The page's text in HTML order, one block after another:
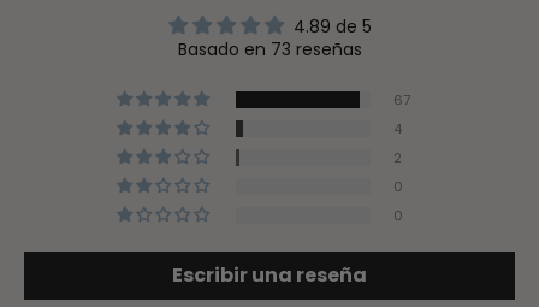
4.89 de 5
Basado en 73 reseñas
67
4
2
0
0
Escribir una reseña